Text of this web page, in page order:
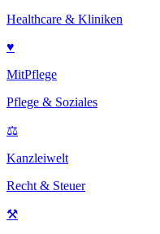
Healthcare & Kliniken
♥
MitPflege
Pflege & Soziales
⚖
Kanzleiwelt
Recht & Steuer
⚒